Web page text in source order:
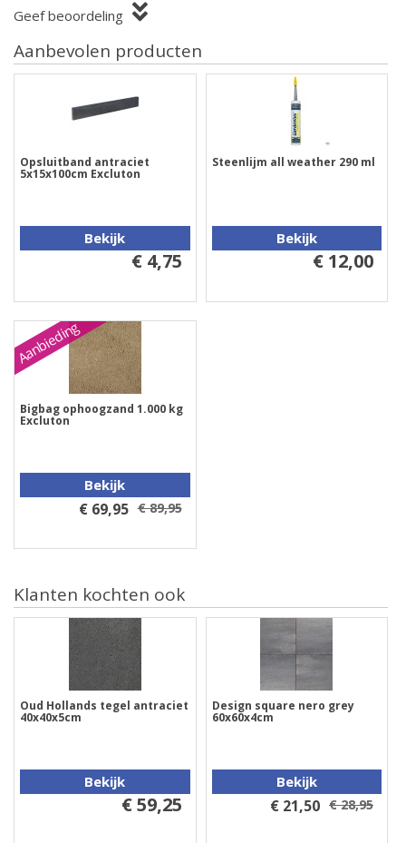
Geef beoordeling
Aanbevolen producten
Opsluitband antraciet
5x15x100cm Excluton
Bekijk
€ 4,75
Steenlijm all weather 290 ml
Bekijk
€ 12,00
Aanbieding
Bigbag ophoogzand 1.000 kg
Excluton
Bekijk
€ 69,95 € 89,95
Klanten kochten ook
Oud Hollands tegel antraciet
40x40x5cm
Bekijk
€ 59,25
Design square nero grey
60x60x4cm
Bekijk
€ 21,50 € 28,95